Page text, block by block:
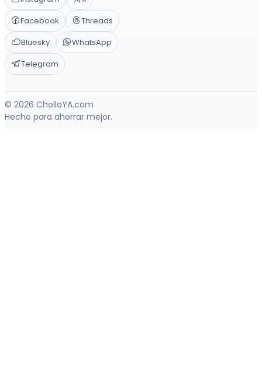
Facebook
Threads
Bluesky
WhatsApp
Telegram
© 2026 CholloYA.com
Hecho para ahorrar mejor.